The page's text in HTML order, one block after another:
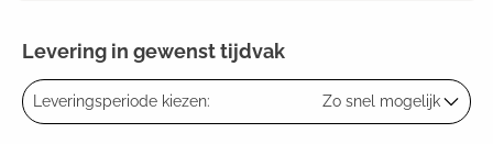
Levering in gewenst tijdvak
Leveringsperiode kiezen: Zo snel mogelijk